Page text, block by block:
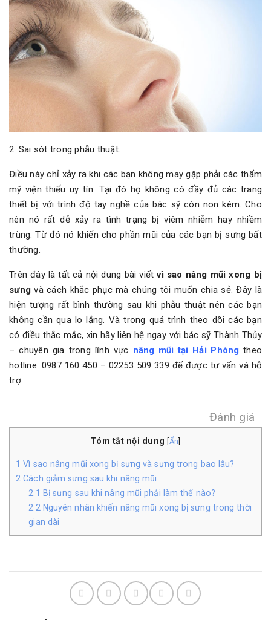
2. Sai sót trong phẫu thuật.
Điều này chỉ xảy ra khi các bạn không may gặp phải các thẩm
mỹ viện thiếu uy tín. Tại đó họ không có đầy đủ các trang
thiết bị với trình độ tay nghề của bác sỹ còn non kém. Cho
nên nó rất dễ xảy ra tình trạng bị viêm nhiễm hay nhiềm
trùng. Từ đó nó khiến cho phần mũi của các bạn bị sưng bất
thường.
Trên đây là tất cả nội dung bài viếtvì sao nâng mũi xong bị
sưng và cách khắc phục mà chúng tôi muốn chia sẻ. Đây là
hiện tượng rất bình thường sau khi phẫu thuật nên các bạn
không cần qua lo lắng. Và trong quá trình theo dõi các bạn
có điều thắc mắc, xin hãy liên hệ ngay với bác sỹ Thành Thủy
– chuyên gia trong lĩnh vực nâng mũi tại Hải Phòng theo
hotline: 0987 160 450 – 02253 509 339 để được tư vấn và hỗ
trợ.
Đánh giá
Tóm tắt nội dung Ẩn
1 Vì sao nâng mũi xong bị sưng và sưng trong bao lâu?
2 Cách giảm sưng sau khi nâng mũi
2.1
Bị sưng sau khi nâng mũi phải làm thế nào?
2.2Nguyên nhân khiến nâng mũi xong bị sưng trong thời
gian dài